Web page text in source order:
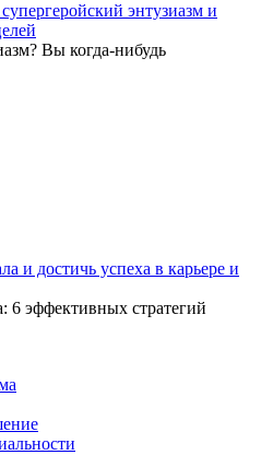
энтузиазм и
Вы когда-нибудь
и достичь успеха в карьере и
6 эффективных стратегий